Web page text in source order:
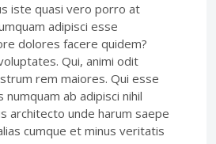
iste quasi vero porro at
adipisci esse
dolores facere quidem?
Qui, animi odit
rem maiores. Qui esse
numquam ab adipisci nihil
architecto unde harum saepe
cumque et minus veritatis